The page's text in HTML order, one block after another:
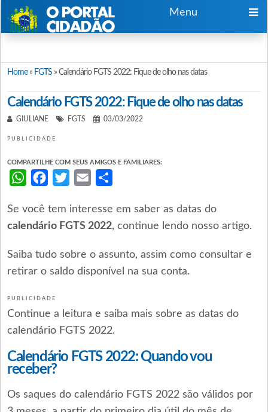
Menu
Home» FGTS»Calendário FGTS 2022: Fique de olho nas datas
Calendário FGTS 2022: Fique de olho nas datas
GIULIANE FGTS 03/03/2022
PUBLICIDADE
COMPARTILHE COM SEUS AMIGOS E FAMILIARES:
WhatsAppFacebookTwitterEmail
Se você tem interesse em saber as datas do
calendário FGTS 2022, continue lendo nosso artigo.
Saiba tudo sobre o assunto, assim como consultar e
retirar o saldo disponível na sua conta.
PUBLICIDADE
Continue a leitura e saiba mais sobre as datas do
calendário FGTS 2022.
Calendário FGTS 2022: Quando vou
receber?
Os saques do calendário FGTS 2022 são válidos por